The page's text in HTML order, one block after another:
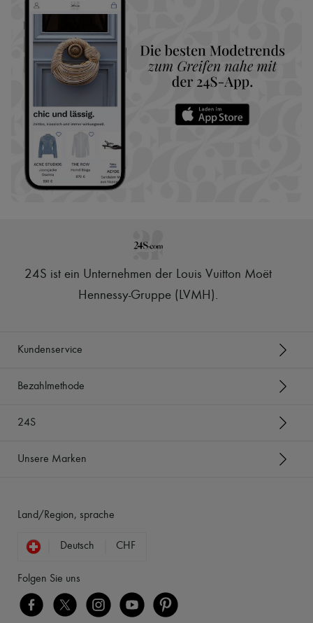
24S ist ein Unternehmen der Louis Vuitton Moët
Hennessy-Gruppe (LVMH).
Kundenservice
Bezahlmethode
24S
Unsere Marken
Land/Region, sprache
Deutsch CHF
Folgen Sie uns